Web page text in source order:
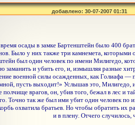
добавлено: 30-07-2007 01:31
осады в замке Бартенштейн было 400
Было у них также три камнемета, которыми
был один человек по имени Милигедо,
заманить и убить его, и, измышляя разные
военной силы осажденных, как Голиафа —
пусть выходит!» Услышав это, Милигедо,
полчище врагов, он, убив того, бежал в лес и
Точно так же был ими убит один человек по
охватила братьев. Но чтобы обратить их
и в плену. Отчего